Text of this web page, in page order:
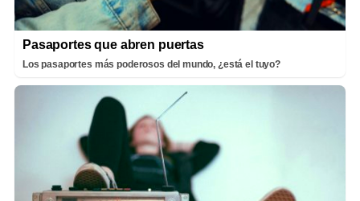
Pasaportes que abren puertas
Los pasaportes más poderosos del mundo, ¿está el tuyo?